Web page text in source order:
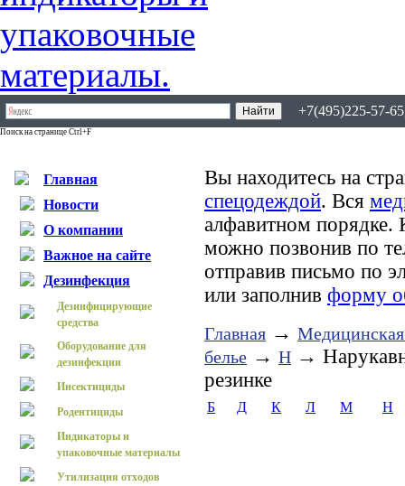
+7(495)225-57-
Поиск на странице Ctrl+F
Главная
Новости
О компании
Важное на сайте
Дезинфекция
Дезинфицирующие
средства
Оборудование для
дезинфекции
Инсектициды
Родентициды
Индикаторы и
упаковочные материалы
Утилизация отходов
Вы находитесь на
спецодеждой. Вся
алфавитном порядке.
можно позвонив по
отправив письмо по
или заполнив форму
Главная →
белье → Н →
резинке
Б Д К Л М Н